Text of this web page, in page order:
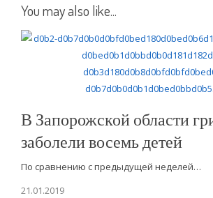
You may also like...
В Запорожской области
заболели восемь детей
По сравнению с предыдущей неделей…
21.01.2019